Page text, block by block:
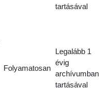
tartásával
Folyamatosan
Legalább 1
évig
archívumban
tartásával